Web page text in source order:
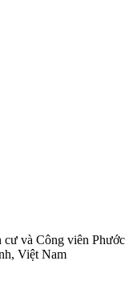
và Công viên Phước
Việt Nam